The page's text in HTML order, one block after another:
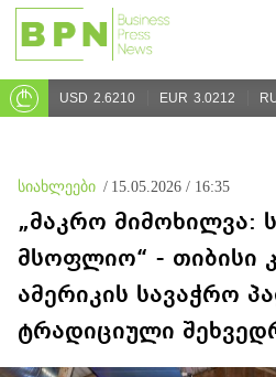
USD 2.6210 EUR 3.0212
სიახლეები / 15.05.2026 / 16:35
„მაკრო მიმოხილვა:
მსოფლიო“ - თიბისი
ამერიკის სავაჭრო
ტრადიციული